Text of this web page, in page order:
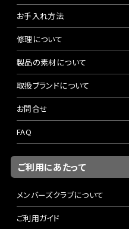
お手入れ方法
修理について
製品の素材について
取扱ブランドについて
お問合せ
FAQ
ご利用にあたって
メンバーズクラブについて
ご利用ガイド